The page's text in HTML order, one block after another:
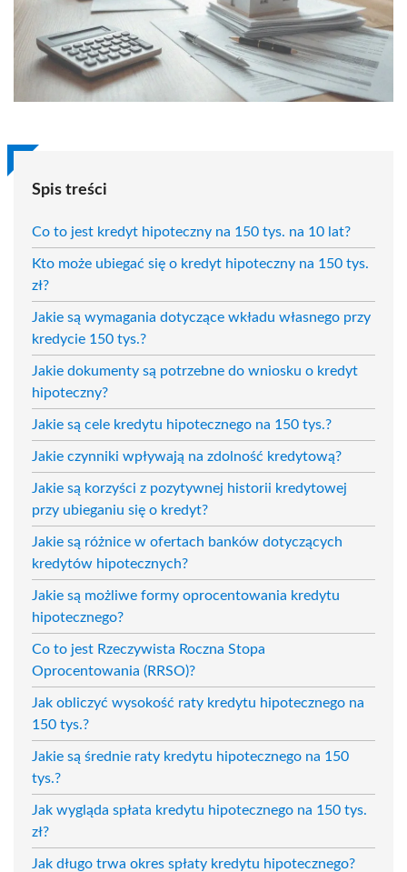
Spis treści
Co to jest kredyt hipoteczny na 150 tys. na 10 lat?
Kto może ubiegać się o kredyt hipoteczny na 150 tys.
zł?
Jakie są wymagania dotyczące wkładu własnego przy
kredycie 150 tys.?
Jakie dokumenty są potrzebne do wniosku o kredyt
hipoteczny?
Jakie są cele kredytu hipotecznego na 150 tys.?
Jakie czynniki wpływają na zdolność kredytową?
Jakie są korzyści z pozytywnej historii kredytowej
przy ubieganiu się o kredyt?
Jakie są różnice w ofertach banków dotyczących
kredytów hipotecznych?
Jakie są możliwe formy oprocentowania kredytu
hipotecznego?
Co to jest Rzeczywista Roczna Stopa
Oprocentowania (RRSO)?
Jak obliczyć wysokość raty kredytu hipotecznego na
150 tys.?
Jakie są średnie raty kredytu hipotecznego na 150
tys.?
Jak wygląda spłata kredytu hipotecznego na 150 tys.
zł?
Jak długo trwa okres spłaty kredytu hipotecznego?